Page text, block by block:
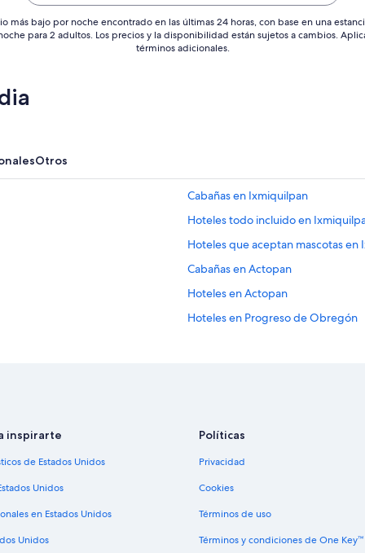
más bajo por noche encontrado en las últimas 24 horas, con base en una
para 2 adultos. Los precios y la disponibilidad están sujetos a cambios.
términos adicionales.
Otros
Cabañas en Ixmiquilpan
Hoteles todo incluido en
Hoteles que aceptan mascotas en
Cabañas en Actopan
Hoteles en Actopan
Hoteles en Progreso de Obregón
Hoteles 3 estrellas en Tlahuelilpan
Hoteles cerca de Parque EcoAlberto
Hoteles 3 estrellas en Cardonal
Hoteles en Chilcuautla
Hoteles en Tasquillo
inspirarte
de Estados Unidos
Unidos
en Estados Unidos
Unidos
Políticas
Privacidad
Cookies
Términos de uso
Términos y condiciones de One Key™